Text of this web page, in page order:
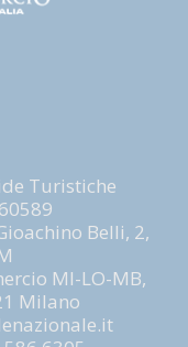
Turistiche
Belli, 2,
MI-LO-MB,
Milano